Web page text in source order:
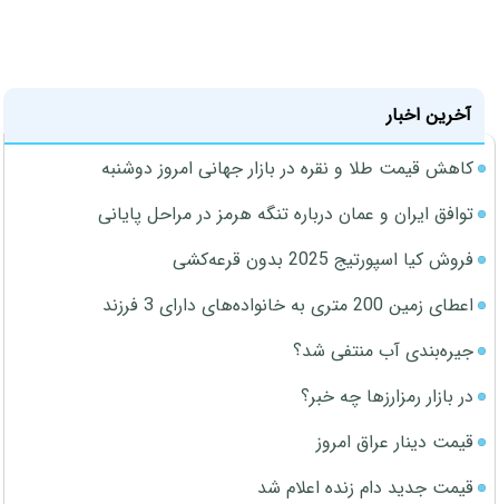
آخرین اخبار
کاهش قیمت طلا و نقره در بازار جهانی امروز دوشنبه
توافق ایران و عمان درباره تنگه هرمز در مراحل پایانی
فروش کیا اسپورتیج 2025 بدون قرعه‌کشی
اعطای زمین 200 متری به خانواده‌های دارای 3 فرزند
جیره‌بندی آب منتفی شد؟
در بازار رمزارزها چه خبر؟
قیمت دینار عراق امروز
قیمت جدید دام زنده اعلام شد